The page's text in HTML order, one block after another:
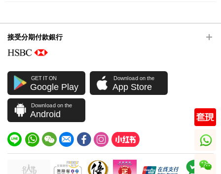
接受分期付款銀行
GET IT ON
Google Play
Download on the
App Store
Download on the
Android
whatsapp